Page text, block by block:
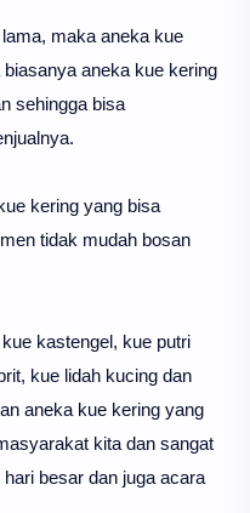
maka aneka kue
aneka kue kering
sehingga bisa
kering yang bisa
tidak mudah bosan
kastengel, kue putri
kue lidah kucing dan
aneka kue kering yang
kita dan sangat
besar dan juga acara